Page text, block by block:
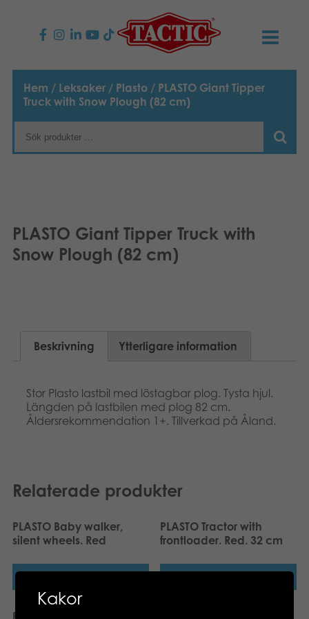
PRODUKTER
Barnspel
Pussel
Applikationer
TACTIC
Vår berättelse
Göra en reklamation
Länkar och sidor
Dansk
Norsk
Hem / Leksaker / Plasto / PLASTO Giant Tipper
Truck with Snow Plough (82 cm)
PLASTO Giant Tipper Truck with
Snow Plough (82 cm)
Beskrivning Ytterligare information
Stor Plasto lastbil med löstagbar plog. Tysta hjul.
Längden på lastbilen med plog 82 cm.
Åldersrekommendation 1+. Tillverkad på Åland.
Relaterade produkter
PLASTO Baby walker,
silent wheels. Red
PLASTO Tractor with
frontloader. Red. 32 cm
Kakor